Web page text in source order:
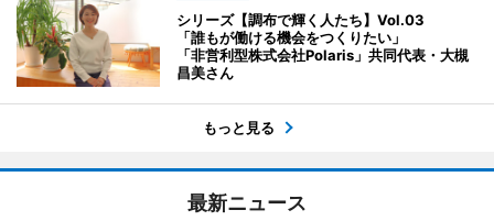
シリーズ【調布で輝く人たち】Vol.03
「誰もが働ける機会をつくりたい」
「非営利型株式会社Polaris」共同代表・大槻
昌美さん
もっと見る
最新ニュース